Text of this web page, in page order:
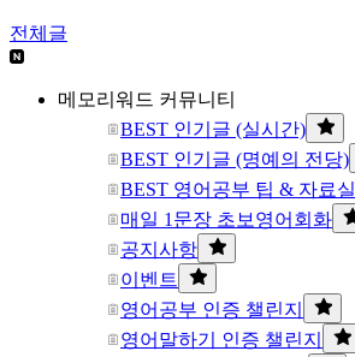
전체글
메모리워드 커뮤니티
BEST 인기글 (실시간)
BEST 인기글 (명예의 전당)
BEST 영어공부 팁 & 자료실
매일 1문장 초보영어회화
공지사항
이벤트
영어공부 인증 챌린지
영어말하기 인증 챌린지